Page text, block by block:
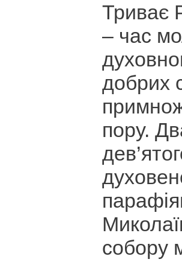
Триває
– час
добрих
пору.
собору